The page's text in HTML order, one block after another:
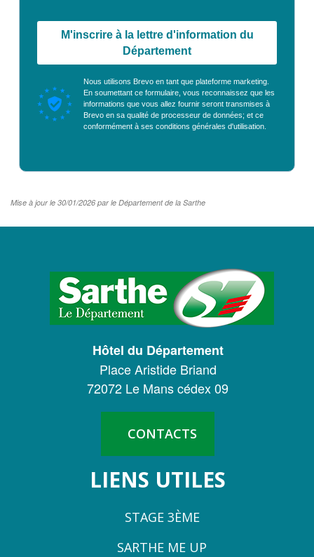
M'inscrire à la lettre d'information du
Département
Nous utilisons Brevo en tant que plateforme marketing.
En soumettant ce formulaire, vous reconnaissez que les
informations que vous allez fournir seront transmises à
Brevo en sa qualité de processeur de données; et ce
conformément à ses conditions générales d'utilisation.
Mise à jour le 30/01/2026 par le Département de la Sarthe
CONSEIL
DÉPARTEMENTAL
SARTHE
Hôtel du Département
Place Aristide Briand
72072 Le Mans cédex 09
CONTACTS
LIENS UTILES
STAGE 3ÈME
SARTHE ME UP